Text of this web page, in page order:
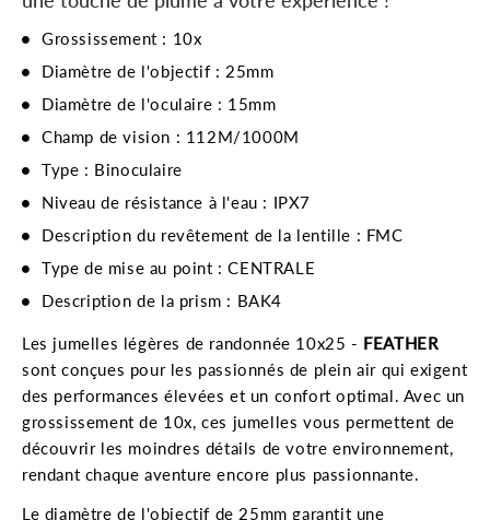
Grossissement : 10x
Diamètre de l'objectif : 25mm
Diamètre de l'oculaire : 15mm
Champ de vision : 112M/1000M
Type : Binoculaire
Niveau de résistance à l'eau : IPX7
Description du revêtement de la lentille : FMC
Type de mise au point : CENTRALE
Description de la prism : BAK4
Les jumelles légères de randonnée 10x25 - FEATHER
sont conçues pour les passionnés de plein air qui exigent
des performances élevées et un confort optimal. Avec un
grossissement de 10x, ces jumelles vous permettent de
découvrir les moindres détails de votre environnement,
rendant chaque aventure encore plus passionnante.
Le diamètre de l'objectif de 25mm garantit une